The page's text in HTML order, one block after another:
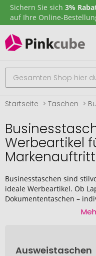
Sichern Sie sich 3%
auf Ihre Online-
Startseite Taschen
Werbeartikel
Markenauftritt
Businesstaschen sind
ideale Werbeartikel. Ob
Dokumententaschen –
Ausweistaschen